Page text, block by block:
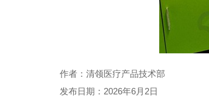
作者：清领医疗产品技术部
发布日期：2026年6月2日